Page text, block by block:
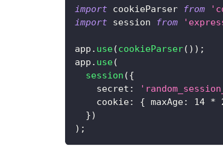
import cookieParser from
import session from
app . use(cookieParser( ) ) ;
app . use(
session ({
    secret
:
    cookie
: { maxAge: 14 *
})
) ;